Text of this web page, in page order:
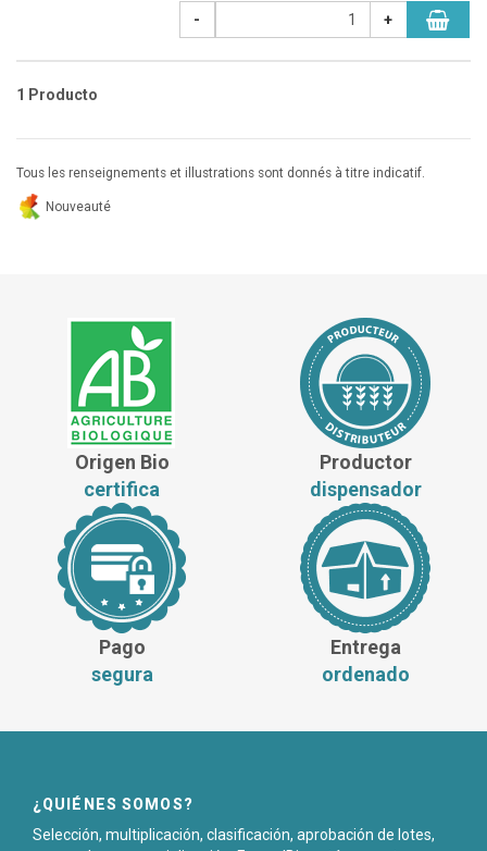
- +
1 Producto
Tous les renseignements et illustrations sont donnés à titre indicatif.
Nouveauté
Origen Bio
certifica
Productor
dispensador
Pago
segura
Entrega
ordenado
¿QUIÉNES SOMOS?
Selección, multiplicación, clasificación, aprobación de lotes,